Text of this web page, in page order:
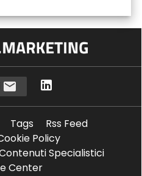
Tags
Rss Feed
Policy
Specialistici
Center